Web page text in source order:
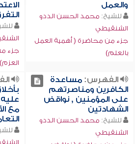
والعمل
للشيخ: محمد الحسن الددو
الشنقيطي
جزء من محاضرة ( أهمية العمل
بالعلم)
جزء
العزم)
الفهرس:مساعدة
الكافرين ومناصرتهم
على المؤمنين , نواقض
الشهادتين
للشيخ: محمد الحسن الددو
الشنقيطي
مع